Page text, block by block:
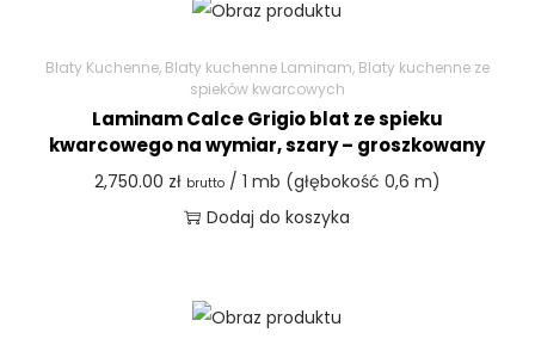
Blaty Kuchenne, Blaty kuchenne Laminam, Blaty kuchenne ze
spieków kwarcowych
Laminam Calce Grigio blat ze spieku
kwarcowego na wymiar, szary – groszkowany
2,750.00 zł brutto/ 1 mb (głębokość 0,6 m)
Dodaj do koszyka